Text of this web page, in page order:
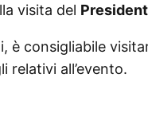
visita del
è consigliabile
relativi all’evento.